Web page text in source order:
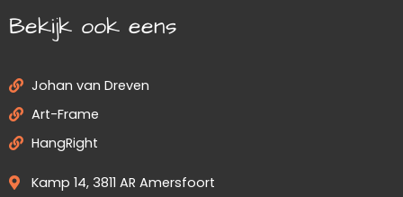
Bekijk ook eens
Johan van Dreven
Art-Frame
HangRight
Kamp 14, 3811 AR Amersfoort